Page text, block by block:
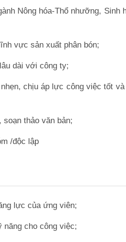
Nông hóa-Thổ nhưỡng,
vực sản xuất phân bón;
dài với công ty;
chịu áp lực công việc tốt
thảo văn bản;
/độc lập
lực của ứng viên;
cho công việc;